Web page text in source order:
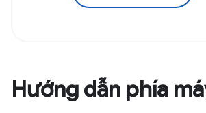
Hướng dẫn phía